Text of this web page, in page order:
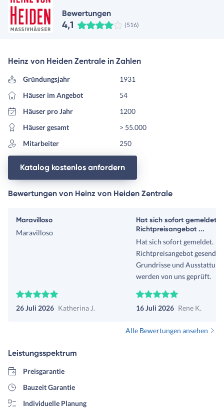
Bewertungen
4,1 (516)
Heinz von Heiden Zentrale in Zahlen
Gründungsjahr
1931
Häuser im Angebot
54
Häuser pro Jahr
1200
Häuser gesamt
> 55.000
Mitarbeiter
250
Katalog kostenlos anfordern
Bewertungen von Heinz von Heiden Zentrale
Maravilloso
Maravilloso
26 Juli 2026 Katherina J.
Hat sich sofort gemeldet.
Richtpreisangebot ...
Hat sich sofort gemeldet.
Richtpreisangebot gesendet.
Grundrisse und Ausstattung
werden von uns geprüft.
16 Juli 2026 Rene K.
Alle Bewertungen ansehen
Leistungsspektrum
Preisgarantie
Bauzeit Garantie
Individuelle Planung